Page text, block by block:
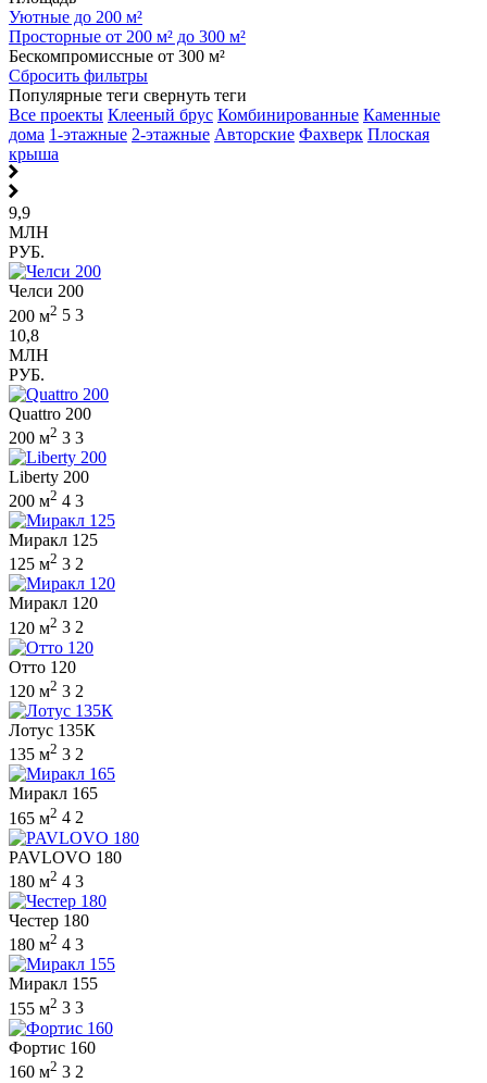
Уютные до 200 м²
Просторные от 200 м² до 300 м²
Бескомпромиссные от 300 м²
Сбросить фильтры
Популярные теги свернуть теги
Все проекты Клееный брус Комбинированные Каменные
дома 1-этажные 2-этажные Авторские Фахверк Плоская
крыша
9,9
МЛН
РУБ.
Челси 200
200 м2 5 3
10,8
МЛН
РУБ.
Quattro 200
200 м2 3 3
Liberty 200
200 м2 4 3
Миракл 125
125 м2 3 2
Миракл 120
120 м2 3 2
Отто 120
120 м2 3 2
Лотус 135К
135 м2 3 2
Миракл 165
165 м2 4 2
PAVLOVO 180
180 м2 4 3
Честер 180
180 м2 4 3
Миракл 155
155 м2 3 3
Фортис 160
160 м2 3 2